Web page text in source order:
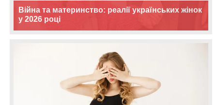
Війна та материнство: реалії українських жінок
у 2026 році